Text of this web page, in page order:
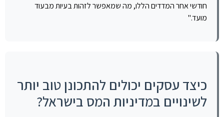
חודשי אחר המדדים הללו, מה שמאפשר לזהות בעיות מבעוד
מועד."
כיצד עסקים יכולים להתכונן טוב יותר
לשינויים במדיניות המס בישראל?